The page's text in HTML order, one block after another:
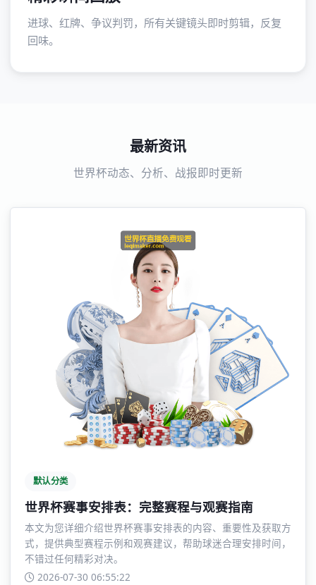
进球、红牌、争议判罚，所有关键镜头即时剪辑，反复
回味。
最新资讯
世界杯动态、分析、战报即时更新
默认分类
世界杯赛事安排表：完整赛程与观赛指南
本文为您详细介绍世界杯赛事安排表的内容、重要性及获取方
式，提供典型赛程示例和观赛建议，帮助球迷合理安排时间，
不错过任何精彩对决。
2026-07-30 06:55:22